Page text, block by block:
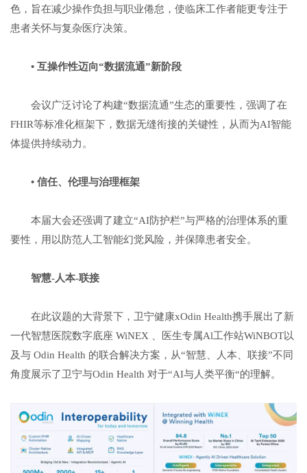
色，旨在减少操作负担与职业倦怠，使临床工作者能更专注于
患者关怀与复杂医疗决策。
• 互操作性迈向“数据流通”新阶段
会议广泛讨论了构建“数据流通”生态的重要性，强调了在
FHIR等标准化框架下，数据无缝衔接的关键性，从而为AI智能
体提供持续动力。
• 信任、伦理与治理框架
本届大会还强调了建立“AI防护栏”与严格的治理体系的重
要性，用以防范人工智能幻觉风险，并保障患者安全。
智慧-人本-联接
在此议题的大背景下，卫宁健康xOdin Health携手展出了新
一代智慧医院数字底座 WiNEX 、医生专属Al工作站WiNBOT以
及与 Odin Health 的联合解决方案，从“智慧、人本、联接”不同
角度展示了卫宁与Odin Health 对于“AI与人类平衡“的理解。